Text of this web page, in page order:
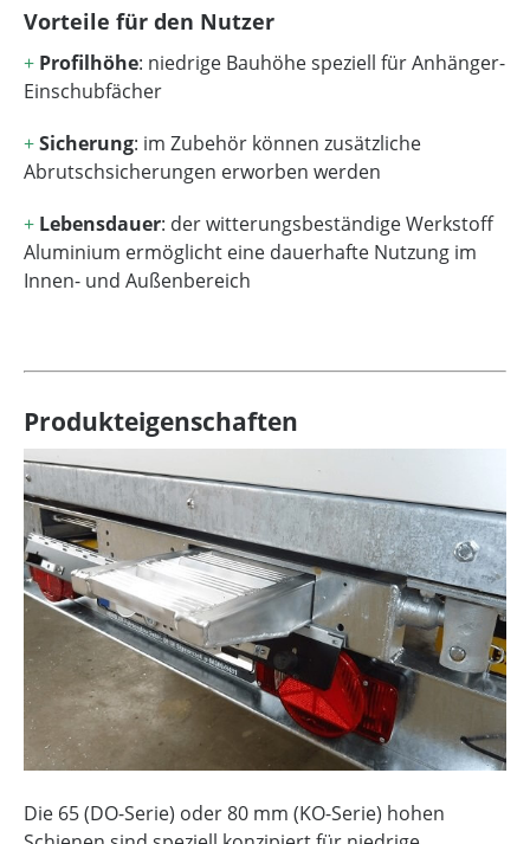
Vorteile für den Nutzer
+ Profilhöhe: niedrige Bauhöhe speziell für Anhänger-
Einschubfächer
+Sicherung: im Zubehör können zusätzliche
Abrutschsicherungen erworben werden
+ Lebensdauer: der witterungsbeständige Werkstoff
Aluminium ermöglicht eine dauerhafte Nutzung im
Innen- und Außenbereich
Produkteigenschaften
Die 65 (DO-Serie) oder 80 mm (KO-Serie) hohen